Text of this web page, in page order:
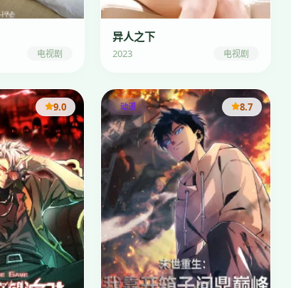
电视剧
异人之下
2023 电视剧
9.0 动漫 8.7